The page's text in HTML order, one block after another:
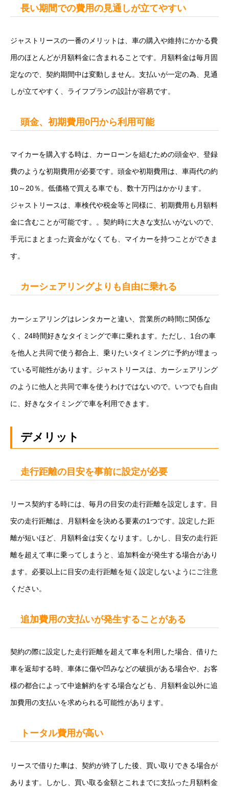
長い期間での費用の見通しが立てやすい
ジャストリースの一番のメリットは、車の購入や維持にかかる費
用のほとんどが月額料金に含まれることです。月額料金は毎月固
定なので、契約期間中は変動しません。支払いが一定の為、見通
しが立てやすく、ライフプランの設計が容易です。
頭金、初期費用0円から利用可能
マイカーを購入する時は、カーローンを組むための頭金や、登録
費のような初期費用が必要です。頭金や初期費用は、車両代の約
10～20％。低価格で買える車でも、数十万円はかかります。
ジャストリースは、車検代や税金等と同様に、初期費用も月額料
金に含むことが可能です。。契約時に大きな支払いがないので、
手元にまとまった資金がなくても、マイカーを持つことができま
す。
カーシェアリングよりも自由に乗れる
カーシェアリングはレンタカーと違い、営業所の時間に関係な
く、24時間好きなタイミングで車に乗れます。ただし、1台の車
を他人と共同で使う都合上、乗りたいタイミングに予約が埋まっ
ている可能性があります。ジャストリースは、カーシェアリング
のように他人と共同で車を使うわけではないので。いつでも自由
に、好きなタイミングで車を利用できます。
デメリット
走行距離の目安を事前に設定が必要
リース契約する時には、毎月の目安の走行距離を設定します。目
安の走行距離は、月額料金を決める要素の1つです。設定した距
離が短いほど、月額料金は安くなります。しかし、目安の走行距
離を超えて車に乗ってしまうと、追加料金が発生する場合があり
ます。必要以上に目安の走行距離を短く設定しないようにご注意
ください。
追加費用の支払いが発生することがある
契約の際に設定した走行距離を超えて車を利用した場合、借りた
車を返却する時、車体に傷や凹みなどの破損がある場合や、お客
様の都合によって中途解約をする場合なども、月額料金以外に追
加費用の支払いを求められる可能性があります。
トータル費用が高い
リースで借りた車は、契約が終了した後、買い取りできる場合が
あります。しかし、買い取る金額とこれまでに支払った月額料金